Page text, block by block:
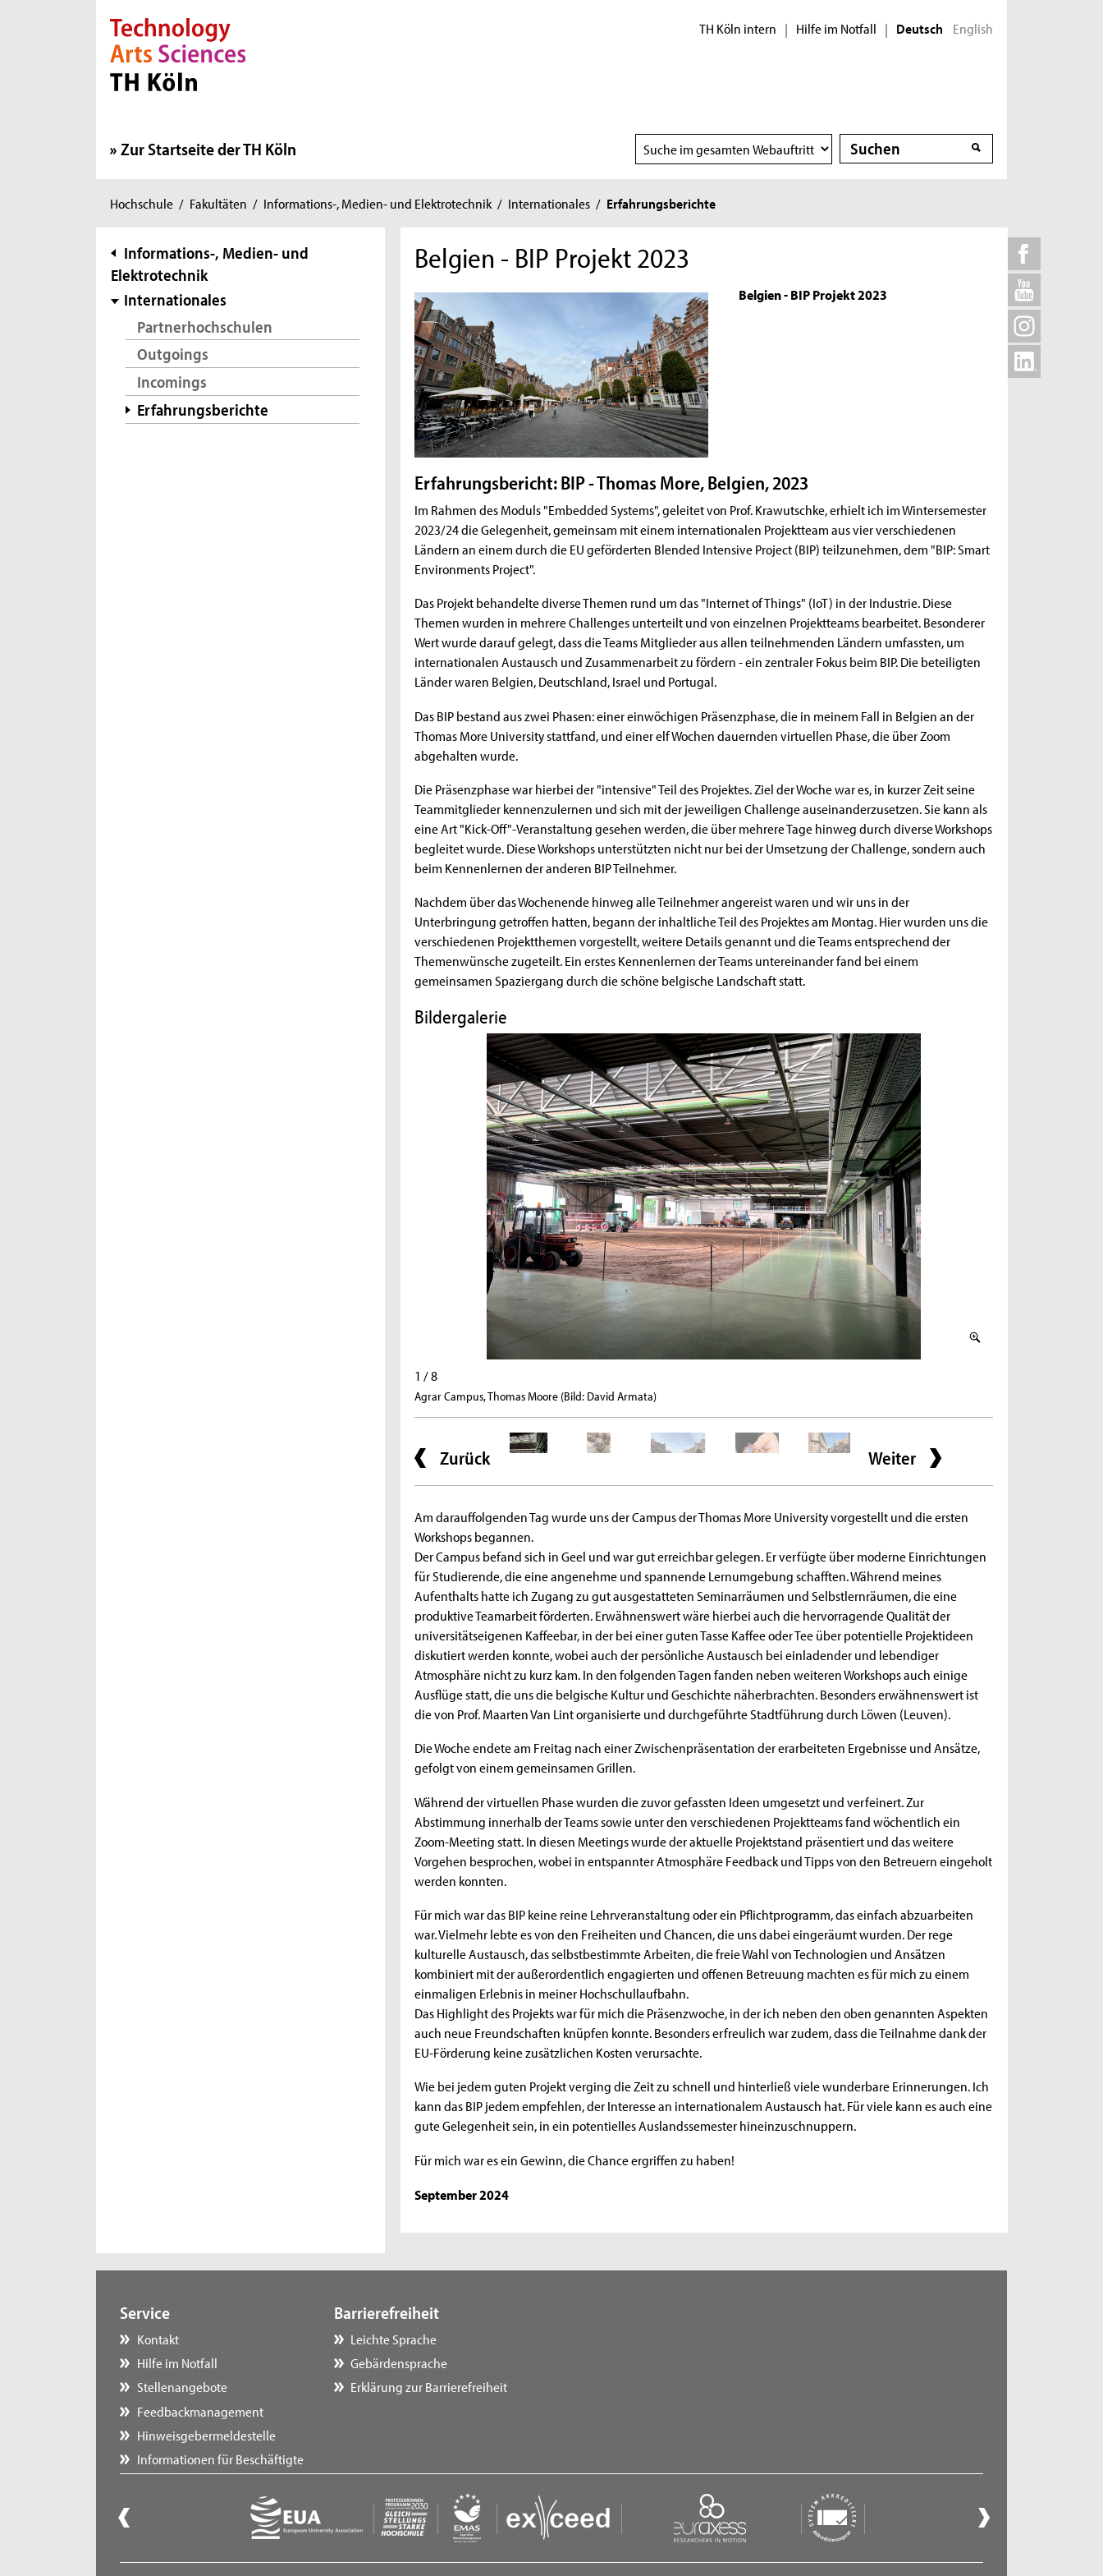
Direkt zur Hauptnavigation
Direkt zur Subnavigation
Direkt zum Inhalt
Direkt zum Fußbereich TH Köln intern | Hilfe im Notfall | Deutsch English
Zur Startseite der TH Köln
Suchbereich
wählen
Suche
Suche
Sie
hier:
Hochschule / Fakultäten / Informations-, Medien- und Elektrotechnik / Internationales / Erfahrungsberichte
Subnavigation
Informations-, Medien- und
Elektrotechnik
Internationales
Partnerhochschulen
Outgoings
Incomings
Erfahrungsberichte
Belgien - BIP Projekt 2023
Belgien - BIP Projekt 2023
Erfahrungsbericht: BIP - Thomas More, Belgien, 2023
Im Rahmen des Moduls "Embedded Systems", geleitet von Prof. Krawutschke, erhielt ich im Wintersemester
2023/24 die Gelegenheit, gemeinsam mit einem internationalen Projektteam aus vier verschiedenen
Ländern an einem durch die EU geförderten Blended Intensive Project (BIP) teilzunehmen, dem "BIP: Smart
Environments Project".
Das Projekt behandelte diverse Themen rund um das "Internet of Things" (IoT) in der Industrie. Diese
Themen wurden in mehrere Challenges unterteilt und von einzelnen Projektteams bearbeitet. Besonderer
Wert wurde darauf gelegt, dass die Teams Mitglieder aus allen teilnehmenden Ländern umfassten, um
internationalen Austausch und Zusammenarbeit zu fördern - ein zentraler Fokus beim BIP. Die beteiligten
Länder waren Belgien, Deutschland, Israel und Portugal.
Das BIP bestand aus zwei Phasen: einer einwöchigen Präsenzphase, die in meinem Fall in Belgien an der
Thomas More University stattfand, und einer elf Wochen dauernden virtuellen Phase, die über Zoom
abgehalten wurde.
Die Präsenzphase war hierbei der "intensive" Teil des Projektes. Ziel der Woche war es, in kurzer Zeit seine
Teammitglieder kennenzulernen und sich mit der jeweiligen Challenge auseinanderzusetzen. Sie kann als
eine Art "Kick-Off"-Veranstaltung gesehen werden, die über mehrere Tage hinweg durch diverse Workshops
begleitet wurde. Diese Workshops unterstützten nicht nur bei der Umsetzung der Challenge, sondern auch
beim Kennenlernen der anderen BIP Teilnehmer.
Nachdem über das Wochenende hinweg alle Teilnehmer angereist waren und wir uns in der
Unterbringung getroffen hatten, begann der inhaltliche Teil des Projektes am Montag. Hier wurden uns die
verschiedenen Projektthemen vorgestellt, weitere Details genannt und die Teams entsprechend der
Themenwünsche zugeteilt. Ein erstes Kennenlernen der Teams untereinander fand bei einem
gemeinsamen Spaziergang durch die schöne belgische Landschaft statt.
Bildergalerie
1 / 8
Agrar Campus, Thomas Moore (Bild: David Armata)
Zurück Weiter
Am darauffolgenden Tag wurde uns der Campus der Thomas More University vorgestellt und die ersten
Workshops begannen.
Der Campus befand sich in Geel und war gut erreichbar gelegen. Er verfügte über moderne Einrichtungen
für Studierende, die eine angenehme und spannende Lernumgebung schafften. Während meines
Aufenthalts hatte ich Zugang zu gut ausgestatteten Seminarräumen und Selbstlernräumen, die eine
produktive Teamarbeit förderten. Erwähnenswert wäre hierbei auch die hervorragende Qualität der
universitätseigenen Kaffeebar, in der bei einer guten Tasse Kaffee oder Tee über potentielle Projektideen
diskutiert werden konnte, wobei auch der persönliche Austausch bei einladender und lebendiger
Atmosphäre nicht zu kurz kam. In den folgenden Tagen fanden neben weiteren Workshops auch einige
Ausflüge statt, die uns die belgische Kultur und Geschichte näherbrachten. Besonders erwähnenswert ist
die von Prof. Maarten Van Lint organisierte und durchgeführte Stadtführung durch Löwen (Leuven).
Die Woche endete am Freitag nach einer Zwischenpräsentation der erarbeiteten Ergebnisse und Ansätze,
gefolgt von einem gemeinsamen Grillen.
Während der virtuellen Phase wurden die zuvor gefassten Ideen umgesetzt und verfeinert. Zur
Abstimmung innerhalb der Teams sowie unter den verschiedenen Projektteams fand wöchentlich ein
Zoom-Meeting statt. In diesen Meetings wurde der aktuelle Projektstand präsentiert und das weitere
Vorgehen besprochen, wobei in entspannter Atmosphäre Feedback und Tipps von den Betreuern eingeholt
werden konnten.
Für mich war das BIP keine reine Lehrveranstaltung oder ein Pflichtprogramm, das einfach abzuarbeiten
war. Vielmehr lebte es von den Freiheiten und Chancen, die uns dabei eingeräumt wurden. Der rege
kulturelle Austausch, das selbstbestimmte Arbeiten, die freie Wahl von Technologien und Ansätzen
kombiniert mit der außerordentlich engagierten und offenen Betreuung machten es für mich zu einem
einmaligen Erlebnis in meiner Hochschullaufbahn.
Das Highlight des Projekts war für mich die Präsenzwoche, in der ich neben den oben genannten Aspekten
auch neue Freundschaften knüpfen konnte. Besonders erfreulich war zudem, dass die Teilnahme dank der
EU-Förderung keine zusätzlichen Kosten verursachte.
Wie bei jedem guten Projekt verging die Zeit zu schnell und hinterließ viele wunderbare Erinnerungen. Ich
kann das BIP jedem empfehlen, der Interesse an internationalem Austausch hat. Für viele kann es auch eine
gute Gelegenheit sein, in ein potentielles Auslandssemester hineinzuschnuppern.
Für mich war es ein Gewinn, die Chance ergriffen zu haben!
September 2024
Service
Kontakt
Hilfe im Notfall
Stellenangebote
Feedbackmanagement
Hinweisgebermeldestelle
Informationen für Beschäftigte
Barrierefreiheit
Leichte Sprache
Gebärdensprache
Erklärung zur Barrierefreiheit